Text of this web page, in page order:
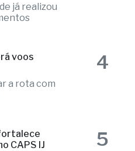
já realizou
voos
a rota com
4
CAPS IJ
5